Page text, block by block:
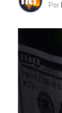
Por